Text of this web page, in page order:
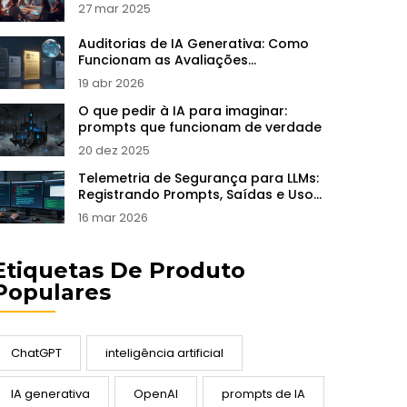
27 mar 2025
Auditorias de IA Generativa: Como
Funcionam as Avaliações
Independentes e Certificações
19 abr 2026
O que pedir à IA para imaginar:
prompts que funcionam de verdade
20 dez 2025
Telemetria de Segurança para LLMs:
Registrando Prompts, Saídas e Uso
de Ferramentas
16 mar 2026
De Produto
ChatGPT inteligência artificial
IA generativa OpenAI prompts de IA